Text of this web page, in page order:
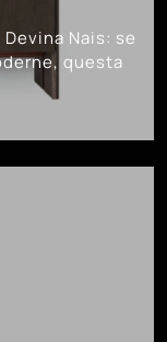
Nais: se
questa